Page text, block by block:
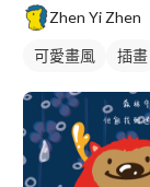
Zhen Yi Zhen
可愛畫風 插畫